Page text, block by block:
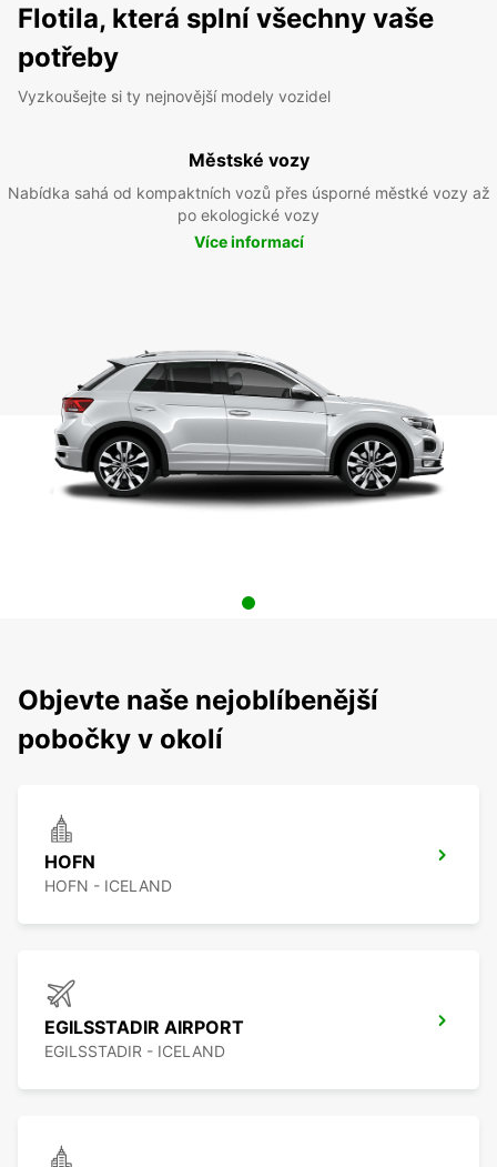
Flotila, která splní všechny vaše
potřeby
Vyzkoušejte si ty nejnovější modely vozidel
Městské vozy
Nabídka sahá od kompaktních vozů přes úsporné městké vozy až
po ekologické vozy
Více informací
Objevte naše nejoblíbenější
pobočky v okolí
HOFN
HOFN - ICELAND
EGILSSTADIR AIRPORT
EGILSSTADIR - ICELAND